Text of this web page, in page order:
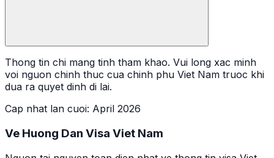
Thong tin chi mang tinh tham khao. Vui long xac minh
voi nguon chinh thuc cua chinh phu Viet Nam truoc khi
dua ra quyet dinh di lai.
Cap nhat lan cuoi: April 2026
Ve Huong Dan Visa Viet Nam